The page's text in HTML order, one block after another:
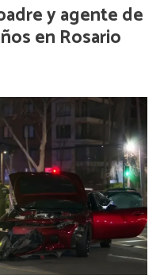
y agente de
en Rosario